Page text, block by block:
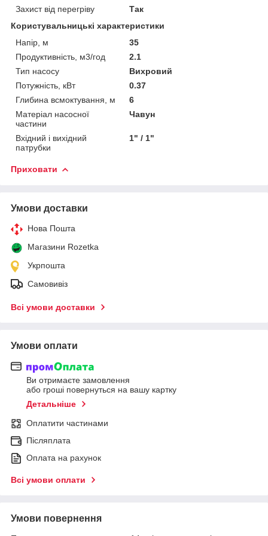
Захист від перегріву
Так
Користувальницькі характеристики
Напір, м
35
Продуктивність, м3/год
2.1
Тип насосу
Вихровий
Потужність, кВт
0.37
Глибина всмоктування, м
6
Матеріал насосної
частини
Чавун
Вхідний і вихідний
патрубки
1" / 1"
Приховати
Умови доставки
Нова Пошта
Магазини Rozetka
Укрпошта
Самовивіз
Всі умови доставки
Умови оплати
Ви отримаєте замовлення
або гроші повернуться на вашу картку
Детальніше
Оплатити частинами
Післяплата
Оплата на рахунок
Всі умови оплати
Умови повернення